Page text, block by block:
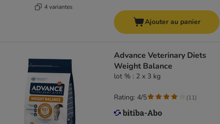
4 variantes
Ajouter au panier
Advance Veterinary Diets
Weight Balance
lot % : 2 x 3 kg
Rating: 4/5 (11)